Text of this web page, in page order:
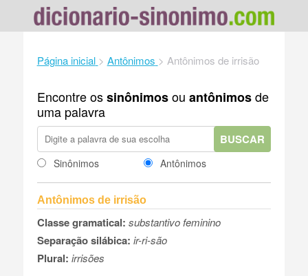
Página inicial > Antônimos > Antônimos de irrisão
Encontre ossinônimosou antônimosde
uma palavra
BUSCAR
Sinônimos Antônimos
Antônimos de irrisão
Classe gramatical: substantivo feminino
Separação silábica: ir-ri-são
Plural: irrisões